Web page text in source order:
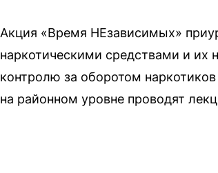
Акция «Время НЕзависимых»
наркотическими средствами и их
контролю за оборотом
на районном уровне проводят